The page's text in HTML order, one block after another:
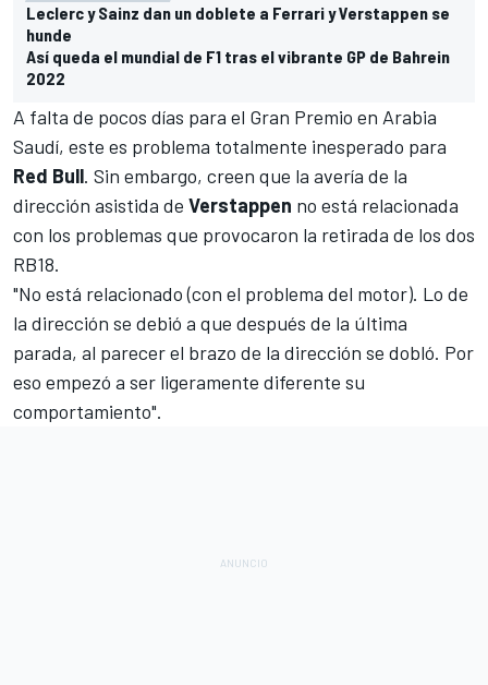
Leclerc y Sainz dan un doblete a Ferrari y Verstappen se
hunde
Así queda el mundial de F1 tras el vibrante GP de Bahrein
2022
A falta de pocos días para el Gran Premio en Arabia
Saudí, este es problema totalmente inesperado para
Red Bull. Sin embargo, creen que la avería de la
dirección asistida de Verstappen no está relacionada
con los problemas que provocaron la retirada de los dos
RB18.
"No está relacionado (con el problema del motor). Lo de
la dirección se debió a que después de la última
parada, al parecer el brazo de la dirección se dobló. Por
eso empezó a ser ligeramente diferente su
comportamiento".